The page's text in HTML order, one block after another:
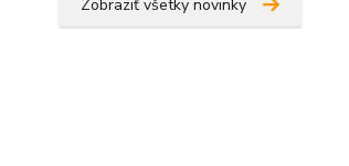
Zobraziť všetky novinky